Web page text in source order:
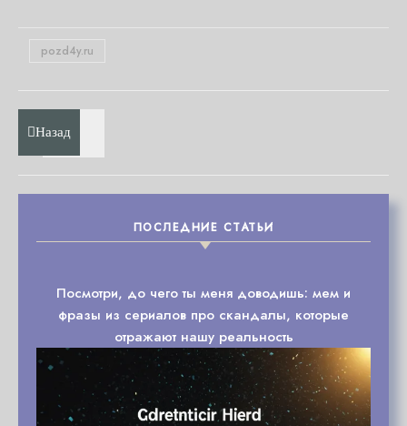
pozd4y.ru
Назад
ПОСЛЕДНИЕ СТАТЬИ
Посмотри, до чего ты меня доводишь: мем и
фразы из сериалов про скандалы, которые
отражают нашу реальность